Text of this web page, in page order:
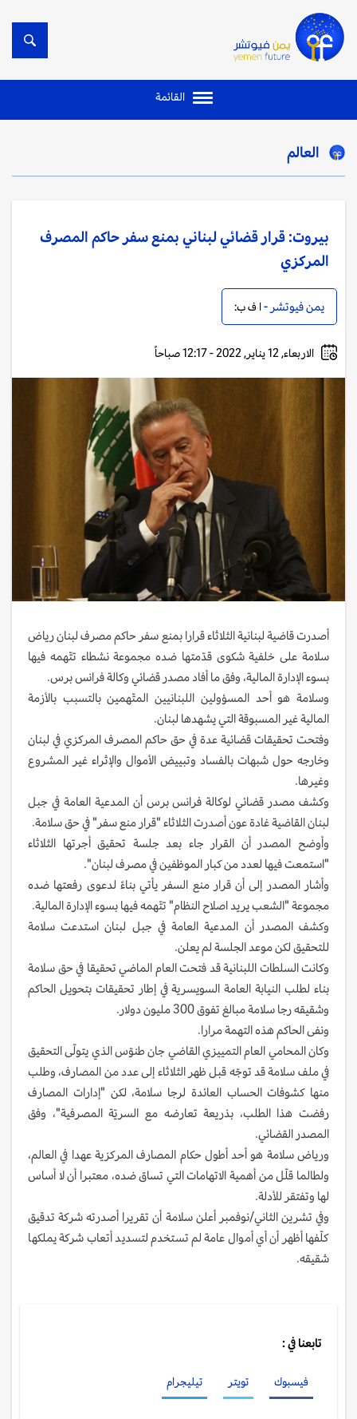
القائمة
العالم
بيروت: قرار قضائي لبناني بمنع سفر حاكم المصرف
المركزي
يمن فيوتشر -ا ف ب:
الاربعاء, 12 يناير, 2022 - 12:17 صباحاً
أصدرت قاضية لبنانية الثلاثاء قرارا بمنع سفر حاكم مصرف لبنان رياض
سلامة على خلفية شكوى قدّمتها ضده مجموعة نشطاء تتّهمه فيها
بسوء الإدارة المالية، وفق ما أفاد مصدر قضائي وكالة فرانس برس.
وسلامة هو أحد المسؤولين اللبنانيين المتّهمين بالتسبب بالأزمة
المالية غير المسبوقة التي يشهدها لبنان.
وفتحت تحقيقات قضائية عدة في حق حاكم المصرف المركزي في لبنان
وخارجه حول شبهات بالفساد وتبييض الأموال والإثراء غير المشروع
وغيرها.
وكشف مصدر قضائي لوكالة فرانس برس أن المدعية العامة في جبل
لبنان القاضية غادة عون أصدرت الثلاثاء "قرار منع سفر" في حق سلامة.
وأوضح المصدر أن القرار جاء بعد جلسة تحقيق أجرتها الثلاثاء
"استمعت فيها لعدد من كبار الموظفين في مصرف لبنان".
وأشار المصدر إلى أن قرار منع السفر يأتي بناءً لدعوى رفعتها ضده
مجموعة "الشعب يريد اصلاح النظام" تتّهمه فيها بسوء الإدارة المالية.
وكشف المصدر أن المدعية العامة في جبل لبنان استدعت سلامة
للتحقيق لكن موعد الجلسة لم يعلن.
وكانت السلطات اللبنانية قد فتحت العام الماضي تحقيقا في حق سلامة
بناء لطلب النيابة العامة السويسرية في إطار تحقيقات بتحويل الحاكم
وشقيقه رجا سلامة مبالغ تفوق 300 مليون دولار.
ونفى الحاكم هذه التهمة مرارا.
وكان المحامي العام التمييزي القاضي جان طنوّس الذي يتولّى التحقيق
في ملف سلامة قد توجّه قبل ظهر الثلاثاء إلى عدد من المصارف، وطلب
منها كشوفات الحساب العائدة لرجا سلامة، لكن "إدارات المصارف
رفضت هذا الطلب، بذريعة تعارضه مع السريّة المصرفية"، وفق
المصدر القضائي.
ورياض سلامة هو أحد أطول حكام المصارف المركزية عهدا في العالم،
ولطالما قلّل من أهمية الاتهامات التي تساق ضده، معتبرا أن لا أساس
لها وتفتقر للأدلة.
وفي تشرين الثاني/نوفمبر أعلن سلامة أن تقريرا أصدرته شركة تدقيق
كلّفها أظهر أن أي أموال عامة لم تستخدم لتسديد أتعاب شركة يملكها
شقيقه.
تابعنا في :
فيسبوك تويتر تيليجرام